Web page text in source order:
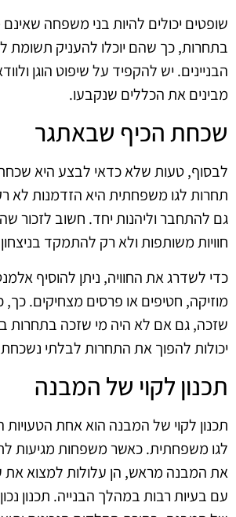
שופטים יכולים להיות בני משפחה
בתחרות, כך שהם יוכלו להעניק תשומת
הבניינים. יש להקפיד על שיפוט הוגן
מבינים את הכללים שנקבעו.
שכחת הכיף שבאתגר
לבסוף, טעות שלא כדאי לבצע היא
תחרות לגו משפחתית היא הזדמנות לא
גם להתחבר וליהנות יחד. חשוב לזכור
חוויות משותפות ולא רק להתמקד
כדי לשדרג את החוויה, ניתן להוסיף
מוזיקה, חטיפים או פרסים מצחיקים. כך,
שזכה, גם אם לא היה מי שזכה בתחרות
יכולות להפוך את התחרות לבלתי
תכנון לקוי של המבנה
תכנון לקוי של המבנה הוא אחת הטעויות
לגו משפחתית. כאשר משפחות מגיעות
את המבנה מראש, הן עלולות למצוא את
עם בעיות רבות במהלך הבנייה. תכנון